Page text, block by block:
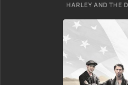
HARLEY AND THE